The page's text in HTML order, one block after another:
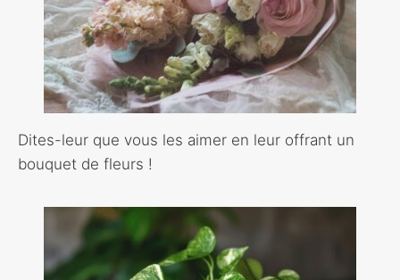
Dites-leur que vous les aimer en leur offrant un
bouquet de fleurs !